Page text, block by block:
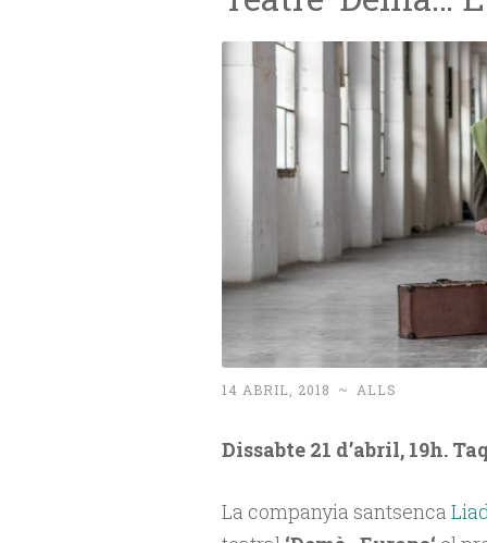
14 ABRIL, 2018 ~ ALLS
Dissabte 21 d’abril, 19h.
La companyia santsenca